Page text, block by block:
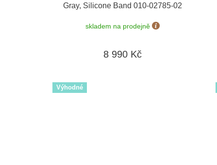
Gray, Silicone Band 010-02785-02
skladem na prodejně
8 990 Kč
Výhodné